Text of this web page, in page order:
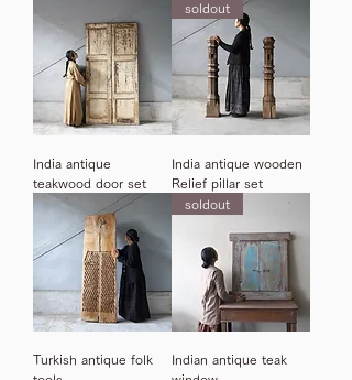
India antique
teakwood door set
soldout
India antique wooden
Relief pillar set
Turkish antique folk
soldout
Indian antique teak